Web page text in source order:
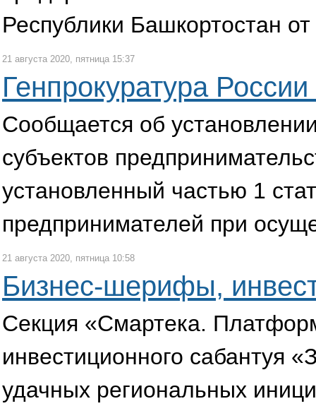
Республики Башкортостан
21 августа 2020, пятница 15:37
Генпрокуратура
Сообщается об
субъектов
установленный частью 1
предпринимателей при
21 августа 2020, пятница 10:58
Бизнес-шерифы,
Секция «Смартека.
инвестиционного сабантуя
удачных региональных